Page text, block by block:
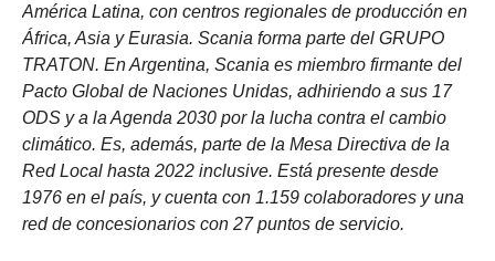
América Latina, con centros regionales de producción en
África, Asia y Eurasia. Scania forma parte del GRUPO
TRATON. En Argentina, Scania es miembro firmante del
Pacto Global de Naciones Unidas, adhiriendo a sus 17
ODS y a la Agenda 2030 por la lucha contra el cambio
climático. Es, además, parte de la Mesa Directiva de la
Red Local hasta 2022 inclusive. Está presente desde
1976 en el país, y cuenta con 1.159 colaboradores y una
red de concesionarios con 27 puntos de servicio.